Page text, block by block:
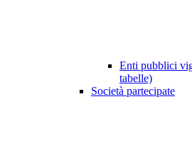
Enti pubblici
tabelle)
Società partecipate